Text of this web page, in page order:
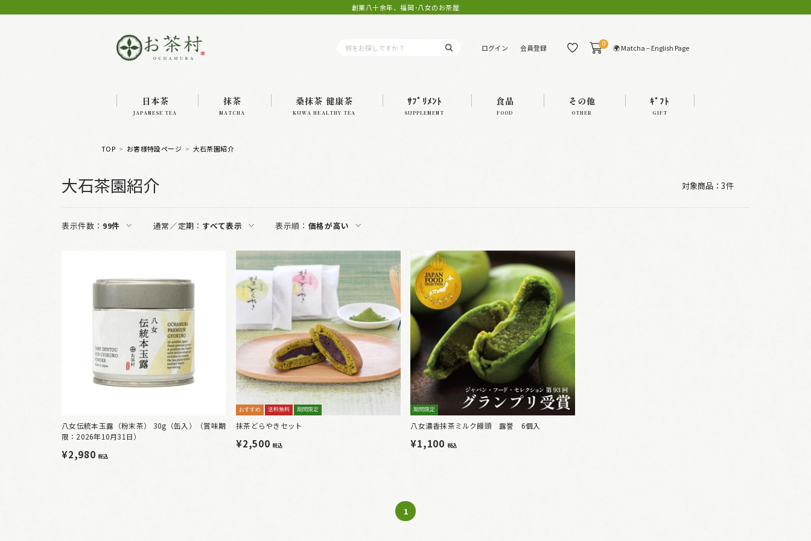
創業八十余年、福岡･八女のお茶屋
ログイン 会員登録 0 🌍 Matcha – English Page
日本茶
JAPANESE TEA
抹茶
MATCHA
桑抹茶 健康茶
KUWA HEALTHY TEA
ｻﾌﾟﾘﾒﾝﾄ
SUPPLEMENT
食品
FOOD
その他
OTHER
ｷﾞﾌﾄ
GIFT
TOP お客様特設ページ 大石茶園紹介
大石茶園紹介 対象商品：3件
表示件数： 99件 通常／定期： すべて表示 表示順： 価格が高い
八女伝統本玉露（粉末茶） 30g（缶入）（賞味期
限：2026年10月31日）
¥2,980税込
おすすめ 送料無料 期間限定
抹茶どらやきセット
¥2,500税込
期間限定
八女濃香抹茶ミルク饅頭 露誉 6個入
¥1,100 税込
1